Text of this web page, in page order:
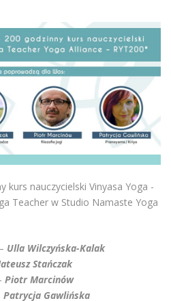
kurs nauczycielski Vinyasa Yoga -
Teacher w Studio Namaste Yoga
Ulla Wilczyńska-Kalak
Stańczak
Piotr Marcinów
Patrycja Gawlińska